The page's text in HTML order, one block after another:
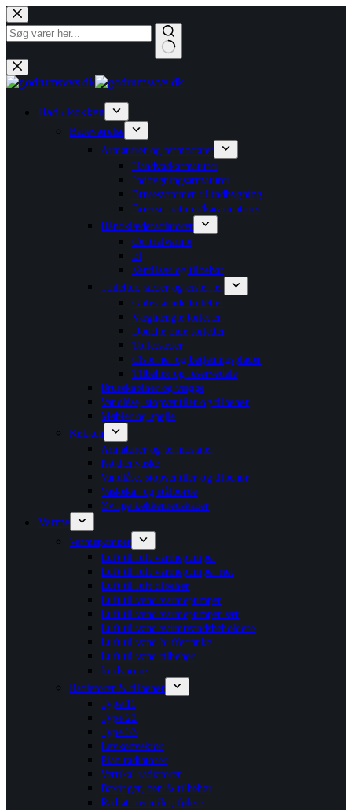
Fortsæt
til
indhold
Ingen
resultater
Bad / køkken
Badeværelse
Armaturer og termostater
Håndvaskarmaturer
Indbygningsarmaturer
Brusesystemer til indbygning
Brusearmaturer/kararmaturer
Håndklæderadiatorer
Centralvarme
El
Ventilsæt og tilbehør
Toiletter, sæder og cisterner
Gulvstående toiletter
Væghængte toiletter
Douche bide toiletter
Toiletsæder
Cisterner og betjeningsplader
Tilbehør og reservedele
Brusekabiner og vægge
Vandlåse, stopventiler og tilbehør
Møbler og spejle
Køkken
Armaturer og termostater
Køkkenvaske
Vandlåse, stopventiler og tilbehør
Vaskekar og stålborde
Øvrige køkkenredskaber
Varme
Varmepumper
Luft til luft varmepumper
Luft til luft varmepumper sæt
Luft til luft tilbehør
Luft til vand varmepumper
Luft til vand varmepumper sæt
Luft til vand varmtvandsbeholdere
Luft til vand buffertanke
Luft til vand tilbehør
Jordvarme
Radiatorer & tilbehør
Type 11
Type 22
Type 33
Lavkonvektor
Plan radiatorer
Vertikal radiatorer
Bæringer, ben & tilbehør
Radiatorventiler, følere